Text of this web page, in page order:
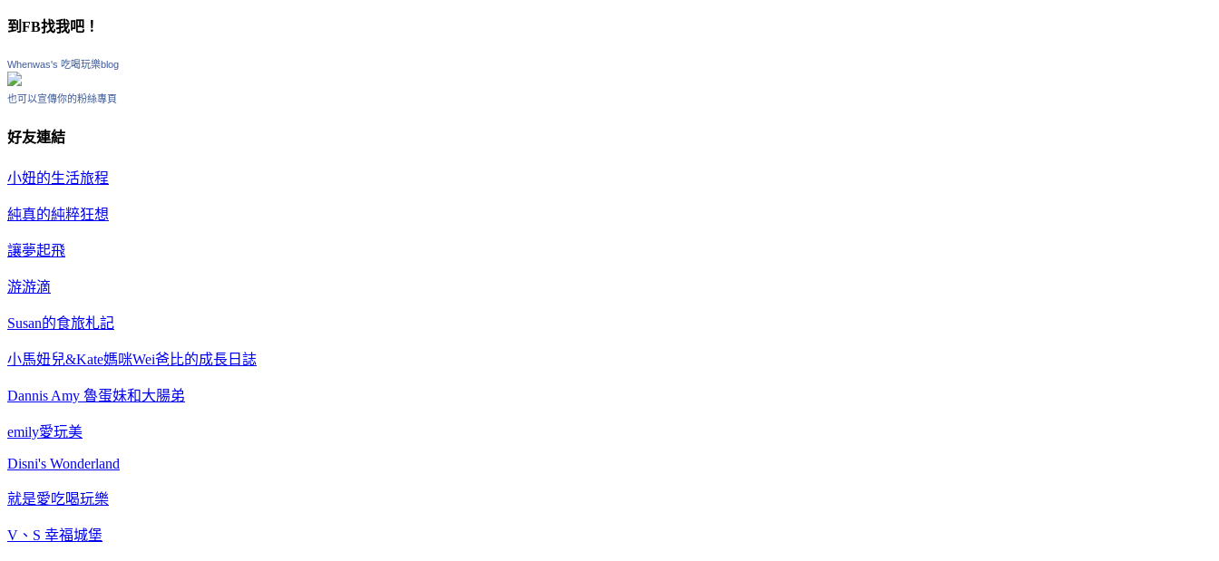
到FB找我吧！
Whenwas's 吃喝玩樂blog
也可以宣傳你的粉絲專頁
好友連結
小妞的生活旅程
純真的純粹狂想
讓夢起飛
游游滴
Susan的食旅札記
小馬妞兒&Kate媽咪Wei爸比的成長日誌
Dannis Amy 魯蛋妹和大腸弟
emily愛玩美
Disni's Wonderland
就是愛吃喝玩樂
V、S 幸福城堡